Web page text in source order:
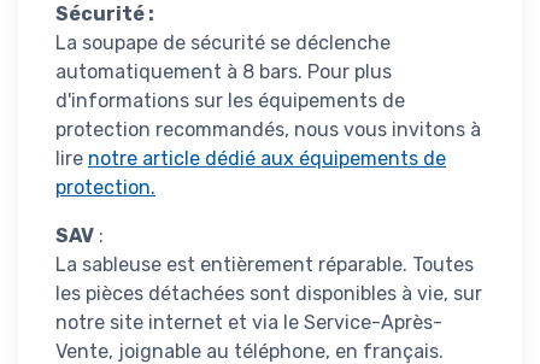
Sécurité :
La soupape de sécurité se déclenche
automatiquement à 8 bars. Pour plus
d'informations sur les équipements de
protection recommandés, nous vous invitons à
lire notre article dédié aux équipements de
protection.
SAV :
La sableuse est entièrement réparable. Toutes
les pièces détachées sont disponibles à vie, sur
notre site internet et via le Service-Après-
Vente, joignable au téléphone, en français.